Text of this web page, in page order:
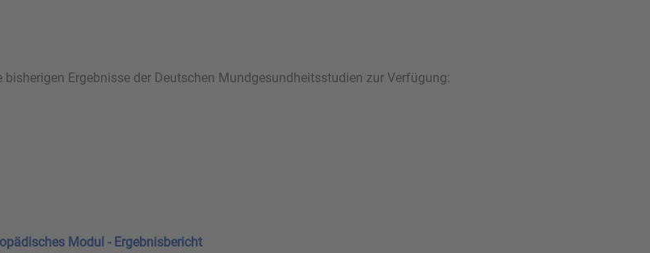
bisherigen Ergebnisse der Deutschen Mundgesundheitsstudien zur Verfügung:
Modul - Ergebnisbericht